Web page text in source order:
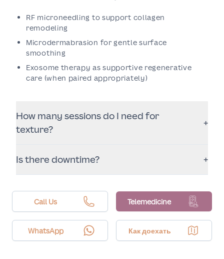
Call Us Telemedicine
WhatsApp Как доехать
RF microneedling to support collagen
remodeling
Microdermabrasion for gentle surface
smoothing
Exosome therapy as supportive regenerative
care (when paired appropriately)
How many sessions do I need for
texture?
+
noticeable improvement after a series, with results
Is there downtime? +
have minimal redness for a day, while deeper
collagen protocols may require a few days of
recovery.